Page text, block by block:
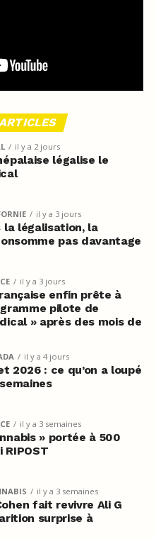
il y a 2 jours
légalise le
il y a 3 jours
la légalisation, la
pas davantage
il y a 3 jours
enfin prête à
pilote de
» après des mois de
il y a 4 jours
2026 : ce qu’on a loupé
il y a 3 semaines
» portée à 500
RIPOST
il y a 3 semaines
fait revivre Ali G
surprise à